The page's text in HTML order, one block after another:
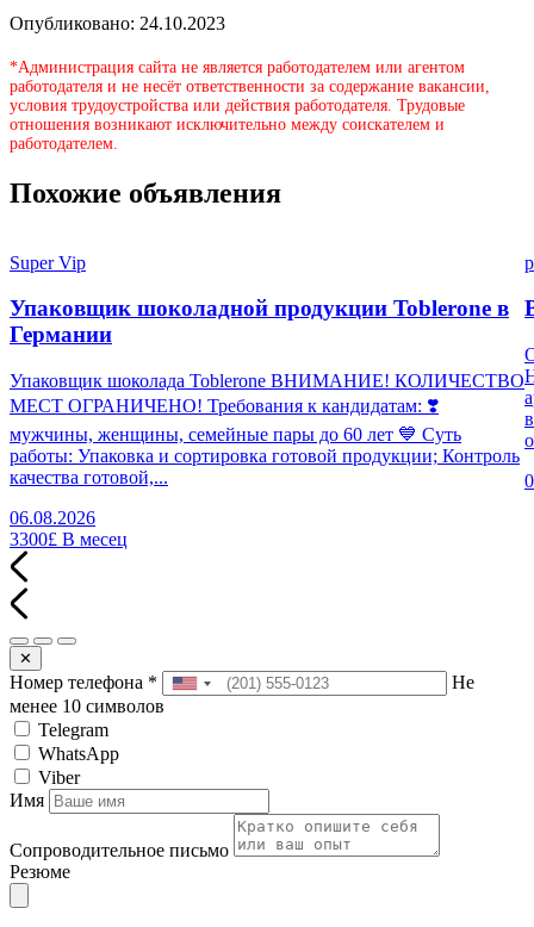
Опубликовано: 24.10.2023
*Администрация сайта не является работодателем или агентом
работодателя и не несёт ответственности за содержание вакансии,
условия трудоустройства или действия работодателя. Трудовые
отношения возникают исключительно между соискателем и
работодателем.
Похожие объявления
Super Vip
Упаковщик шоколадной продукции Toblerone в
Германии
Упаковщик шоколада Toblerone ВНИМАНИЕ! КОЛИЧЕСТВО
МЕСТ ОГРАНИЧЕНО! Требования к кандидатам: ❣️
мужчины, женщины, семейные пары до 60 лет 💙 Суть
работы: Упаковка и сортировка готовой продукции; Контроль
качества готовой,...
06.08.2026
3300£ В месец
✕
Номер телефона *
Не
менее 10 символов
Telegram
WhatsApp
Viber
Имя
Сопроводительное письмо
Резюме